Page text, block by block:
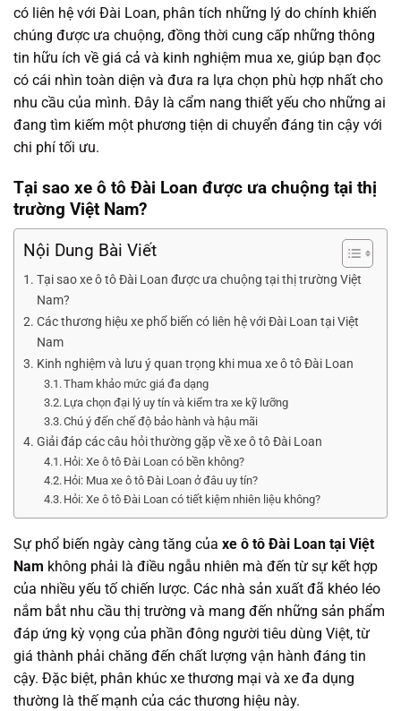
có liên hệ với Đài Loan, phân tích những lý do chính khiến
chúng được ưa chuộng, đồng thời cung cấp những thông
tin hữu ích về giá cả và kinh nghiệm mua xe, giúp bạn đọc
có cái nhìn toàn diện và đưa ra lựa chọn phù hợp nhất cho
nhu cầu của mình. Đây là cẩm nang thiết yếu cho những ai
đang tìm kiếm một phương tiện di chuyển đáng tin cậy với
chi phí tối ưu.
Tại sao xe ô tô Đài Loan được ưa chuộng tại thị
trường Việt Nam?
Nội Dung Bài Viết
Tại sao xe ô tô Đài Loan được ưa chuộng tại thị trường Việt
Nam?
Các thương hiệu xe phổ biến có liên hệ với Đài Loan tại Việt
Nam
Kinh nghiệm và lưu ý quan trọng khi mua xe ô tô Đài Loan
Tham khảo mức giá đa dạng
Lựa chọn đại lý uy tín và kiểm tra xe kỹ lưỡng
Chú ý đến chế độ bảo hành và hậu mãi
Giải đáp các câu hỏi thường gặp về xe ô tô Đài Loan
Hỏi: Xe ô tô Đài Loan có bền không?
Hỏi: Mua xe ô tô Đài Loan ở đâu uy tín?
Hỏi: Xe ô tô Đài Loan có tiết kiệm nhiên liệu không?
Sự phổ biến ngày càng tăng của xe ô tô Đài Loan tại Việt
Nam không phải là điều ngẫu nhiên mà đến từ sự kết hợp
của nhiều yếu tố chiến lược. Các nhà sản xuất đã khéo léo
nắm bắt nhu cầu thị trường và mang đến những sản phẩm
đáp ứng kỳ vọng của phần đông người tiêu dùng Việt, từ
giá thành phải chăng đến chất lượng vận hành đáng tin
cậy. Đặc biệt, phân khúc xe thương mại và xe đa dụng
thường là thế mạnh của các thương hiệu này.